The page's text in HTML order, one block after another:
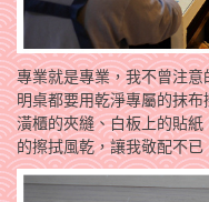
專業就是專業，我不曾注
明桌都要用乾淨專屬的抹
潢櫃的夾縫、白板上的貼
的擦拭風乾，讓我敬配不已